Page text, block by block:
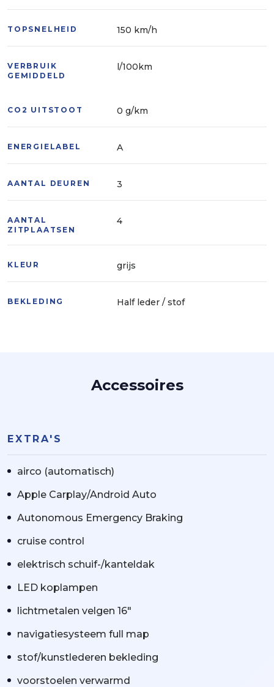
beslissing zouden kunnen beïnvloeden.
TOPSNELHEID 150 km/h
VERBRUIK
GEMIDDELD
l/100km
CO2 UITSTOOT 0 g/km
ENERGIELABEL A
AANTAL DEUREN 3
AANTAL
ZITPLAATSEN
4
KLEUR grijs
BEKLEDING Half leder / stof
Accessoires
EXTRA'S
airco (automatisch)
Apple Carplay/Android Auto
Autonomous Emergency Braking
cruise control
elektrisch schuif-/kanteldak
LED koplampen
lichtmetalen velgen 16"
navigatiesysteem full map
stof/kunstlederen bekleding
voorstoelen verwarmd